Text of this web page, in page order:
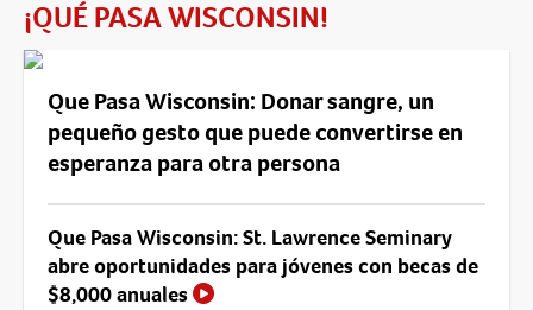
¡QUÉ PASA WISCONSIN!
Que Pasa Wisconsin: Donar sangre, un
pequeño gesto que puede convertirse en
esperanza para otra persona
Que Pasa Wisconsin: St. Lawrence Seminary
abre oportunidades para jóvenes con becas de
$8,000 anuales